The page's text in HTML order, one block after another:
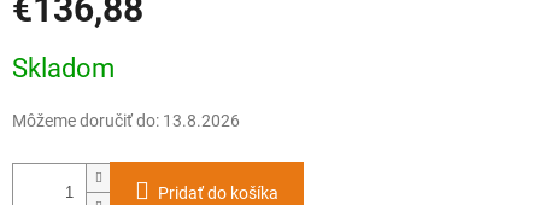
€136,88
cena:
Skladom
Môžeme doručiť do: 13.8.2026
Pridať do košíka